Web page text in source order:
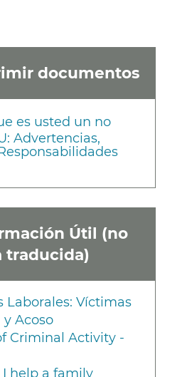
documentos
es usted un no
Advertencias,
Útil (no
traducida)
Laborales: Víctimas
Acoso
Criminal Activity -
I help a family